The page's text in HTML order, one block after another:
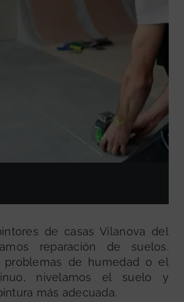
de casas Vilanova del
reparación de suelos.
problemas de humedad o el
nivelamos el suelo y
más adecuada.